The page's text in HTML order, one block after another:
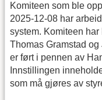
Komiteen som ble
2025-12-08 har
system. Komiteen
Thomas Gramstad
er ført i pennen av
Innstillingen
som må gjøres av